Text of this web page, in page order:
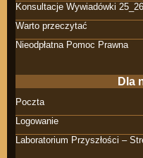
Konsultacje Wywiadówki 25_26
Warto przeczytać
Nieodpłatna Pomoc Prawna
Dla
Poczta
Logowanie
Laboratorium Przyszłości –